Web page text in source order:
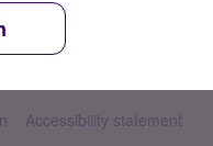
Accessibility statement